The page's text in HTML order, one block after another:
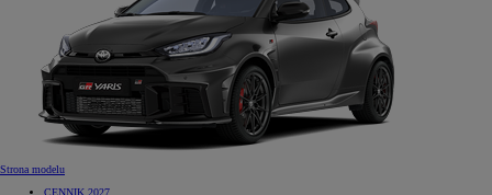
Strona modelu
CENNIK 2027